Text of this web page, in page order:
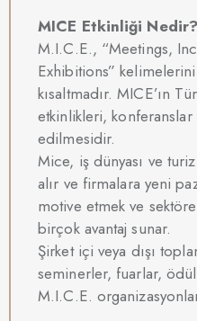
MICE Etkinliği Nedir?
M.I.C.E., “Meetings,
Exhibitions”
kısaltmadır. MICE’ın
etkinlikleri,
edilmesidir.
Mice, iş dünyası ve
alır ve firmalara yeni
motive etmek ve
birçok avantaj sunar.
Şirket içi veya dışı
seminerler, fuarlar,
M.I.C.E.